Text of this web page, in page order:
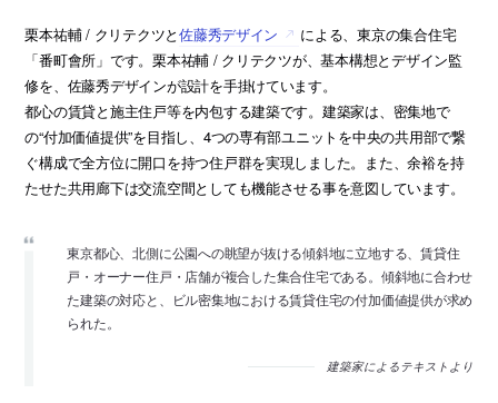
栗本祐輔 / クリテクツと佐藤秀デザイン
による、東京の集合住宅
「番町會所」です。栗本祐輔 / クリテクツが、基本構想とデザイン監
修を、佐藤秀デザインが設計を手掛けています。
都心の賃貸と施主住戸等を内包する建築です。建築家は、密集地で
の“付加価値提供”を目指し、4つの専有部ユニットを中央の共用部で繋
ぐ構成で全方位に開口を持つ住戸群を実現しました。また、余裕を持
たせた共用廊下は交流空間としても機能させる事を意図しています。
東京都心、北側に公園への眺望が抜ける傾斜地に立地する、賃貸住
戸・オーナー住戸・店舗が複合した集合住宅である。傾斜地に合わせ
た建築の対応と、ビル密集地における賃貸住宅の付加価値提供が求め
られた。
建築家によるテキストより